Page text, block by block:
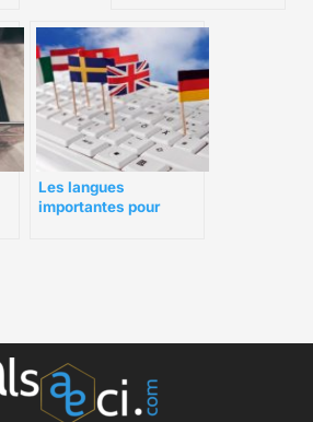
Les langues
importantes pour